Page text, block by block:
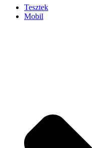
Tesztek
Mobil